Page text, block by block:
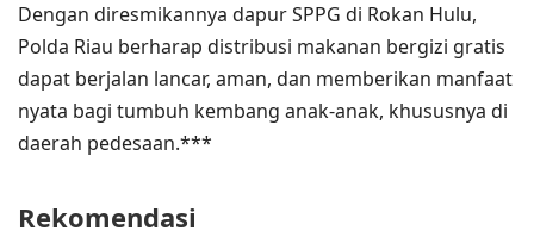
Dengan diresmikannya dapur SPPG di Rokan Hulu,
Polda Riau berharap distribusi makanan bergizi gratis
dapat berjalan lancar, aman, dan memberikan manfaat
nyata bagi tumbuh kembang anak-anak, khususnya di
daerah pedesaan.***
Rekomendasi